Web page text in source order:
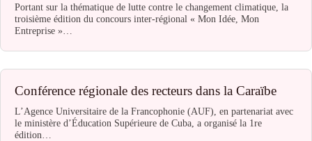
Portant sur la thématique de lutte contre le changement climatique, la
troisième édition du concours inter-régional « Mon Idée, Mon
Entreprise »…
Conférence régionale des recteurs dans la Caraïbe
L’Agence Universitaire de la Francophonie (AUF), en partenariat avec
le ministère d’Éducation Supérieure de Cuba, a organisé la 1re
édition…